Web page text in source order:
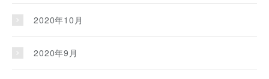
2020年10月
2020年9月